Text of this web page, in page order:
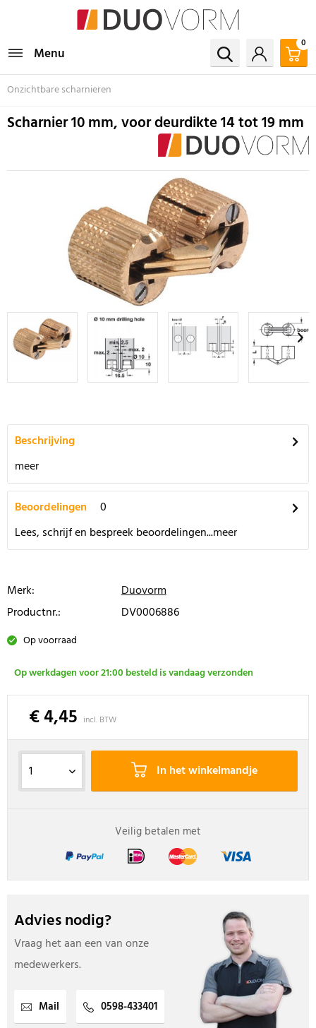
Menu
0
Onzichtbare scharnieren
Scharnier 10 mm, voor deurdikte 14 tot 19 mm
Beschrijving
meer
Beoordelingen
0
Lees, schrijf en bespreek beoordelingen...meer
Merk:
Duovorm
Productnr.:
DV0006886
Op voorraad
Op werkdagen voor 21:00 besteld is vandaag verzonden
€ 4,45 incl. BTW
In het winkelmandje
Veilig betalen met
Advies nodig?
Vraag het aan een van onze
medewerkers.
Mail 0598-433401